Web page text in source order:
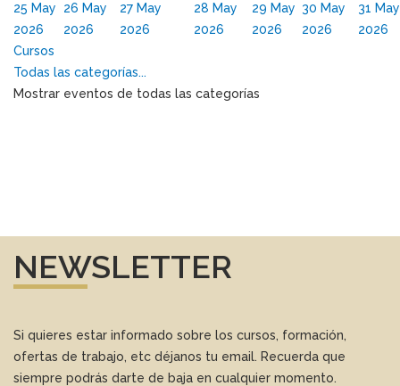
25 May
2026
26 May
2026
27 May
2026
28 May
2026
29 May
2026
30 May
2026
31 May
2026
Cursos
Todas las categorías...
Mostrar eventos de todas las categorías
NEWSLETTER
Si quieres estar informado sobre los cursos, formación,
ofertas de trabajo, etc déjanos tu email. Recuerda que
siempre podrás darte de baja en cualquier momento.